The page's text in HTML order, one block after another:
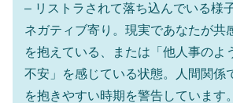
– リストラされて落ち込んでいる様
ネガティブ寄り。現実であなたが共
を抱えている、または「他人事のよ
不安」を感じている状態。人間関係
を抱きやすい時期を警告しています。